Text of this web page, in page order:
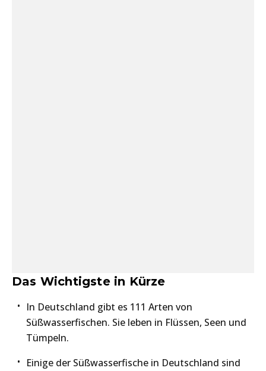
Das Wichtigste in Kürze
In Deutschland gibt es 111 Arten von
Süßwasserfischen. Sie leben in Flüssen, Seen und
Tümpeln.
Einige der Süßwasserfische in Deutschland sind